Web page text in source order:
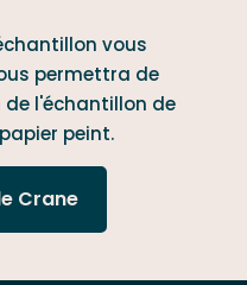
vous
permettra de
l'échantillon de
peint.
Crane